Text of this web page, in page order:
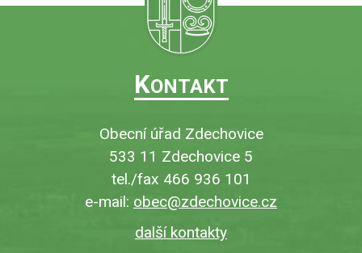
KONTAKT
Obecní úřad Zdechovice
533 11 Zdechovice 5
tel./fax 466 936 101
e-mail: obec@zdechovice.cz
další kontakty